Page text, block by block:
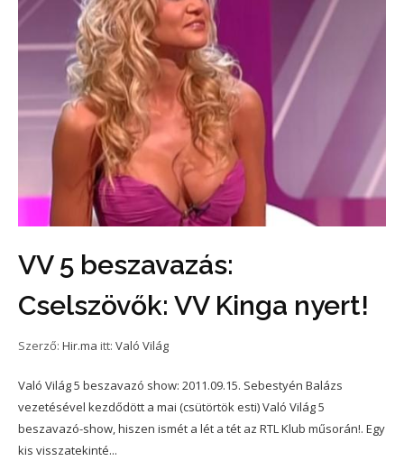
VV 5 beszavazás:
Cselszövők: VV Kinga nyert!
Szerző: Hir.ma itt: Való Világ
Való Világ 5 beszavazó show: 2011.09.15. Sebestyén Balázs
vezetésével kezdődött a mai (csütörtök esti) Való Világ 5
beszavazó-show, hiszen ismét a lét a tét az RTL Klub műsorán!. Egy
kis visszatekinté...